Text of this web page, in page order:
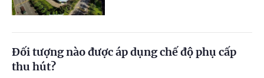
Đối tượng nào được áp dụng chế độ phụ cấp
thu hút?